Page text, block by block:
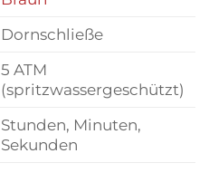
Dornschließe
5 ATM
(spritzwassergeschützt)
Stunden, Minuten,
Sekunden